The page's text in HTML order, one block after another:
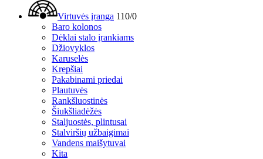
Virtuvės įranga 110/0
Baro kolonos
Dėklai stalo įrankiams
Džiovyklos
Karuselės
Krepšiai
Pakabinami priedai
Plautuvės
Rankšluostinės
Šiukšliadėžės
Staljuostės, plintusai
Stalviršių užbaigimai
Vandens maišytuvai
Kita